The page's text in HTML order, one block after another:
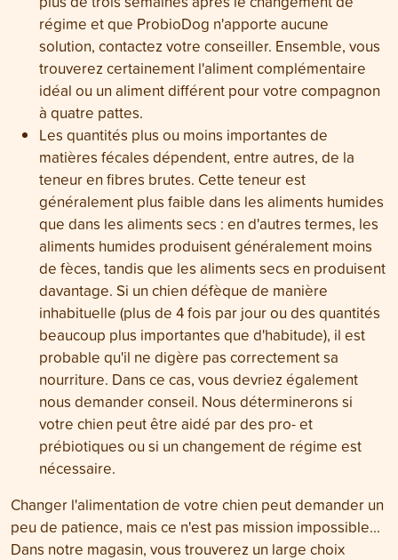
régime et que ProbioDog n'apporte aucune
solution, contactez votre conseiller. Ensemble, vous
trouverez certainement l'aliment complémentaire
idéal ou un aliment différent pour votre compagnon
à quatre pattes.
Les quantités plus ou moins importantes de
matières fécales dépendent, entre autres, de la
teneur en fibres brutes. Cette teneur est
généralement plus faible dans les aliments humides
que dans les aliments secs : en d'autres termes, les
aliments humides produisent généralement moins
de fèces, tandis que les aliments secs en produisent
davantage. Si un chien défèque de manière
inhabituelle (plus de 4 fois par jour ou des quantités
beaucoup plus importantes que d'habitude), il est
probable qu'il ne digère pas correctement sa
nourriture. Dans ce cas, vous devriez également
nous demander conseil. Nous déterminerons si
votre chien peut être aidé par des pro- et
prébiotiques ou si un changement de régime est
nécessaire.
Changer l'alimentation de votre chien peut demander un
peu de patience, mais ce n'est pas mission impossible...
Dans notre magasin, vous trouverez un large choix